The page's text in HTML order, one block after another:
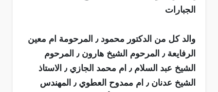
الجبارات
والد كل من الدكتور محمود ٫ المرحومة ام معين
الرفايعة ٫ المرحوم الشيخ هارون ٫ المرحوم
الشيخ عبد السلام ٫ ام محمد الجازي ٫ الاستاذ
الشيخ عدنان ٫ ام ممدوح العطوي ٫ المهندس